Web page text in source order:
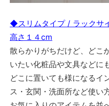
◆スリムタイプ / ラックサ
高さ１４cm
散らかりがちだけど、どこ
いたい化粧品や文具などに
どこに置いても様になるイ
ス・玄関・洗面所など使い